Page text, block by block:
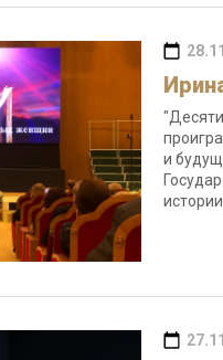
и